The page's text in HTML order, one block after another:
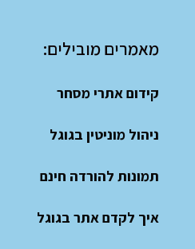
מאמרים מובילים:
קידום אתרי מסחר
ניהול מוניטין בגוגל
תמונות להורדה חינם
איך לקדם אתר בגוגל